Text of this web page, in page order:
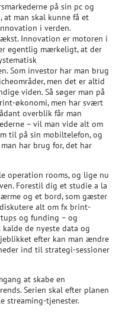
på sin pc og
man skal kunne få et
i verden.
Innovation er motoren i
egentlig mærkeligt, at der
Som investor har man brug
men det er altid
viden. Så søger man på
økonomi, men har svært
overblik får man
– vil man vide alt om
til på sin mobiltelefon, og
har brug for, det har
operation rooms, og lige nu
Forestil dig et studie a la
og et bord, som gæster
alt om fx brint-
og funding – og
de nyeste data og
efter kan man ændre
ind til strategi-sessioner
at skabe en
Serien skal efter planen
streaming-tjenester.